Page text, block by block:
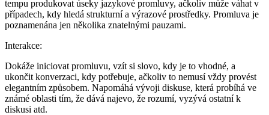
tempu produkovat úseky jazykové promluvy, ačkoliv může váhat v
případech, kdy hledá strukturní a výrazové prostředky. Promluva je
poznamenána jen několika znatelnými pauzami.
Interakce:
Dokáže iniciovat promluvu, vzít si slovo, kdy je to vhodné, a
ukončit konverzaci, kdy potřebuje, ačkoliv to nemusí vždy provést
elegantním způsobem. Napomáhá vývoji diskuse, která probíhá ve
známé oblasti tím, že dává najevo, že rozumí, vyzývá ostatní k
diskusi atd.